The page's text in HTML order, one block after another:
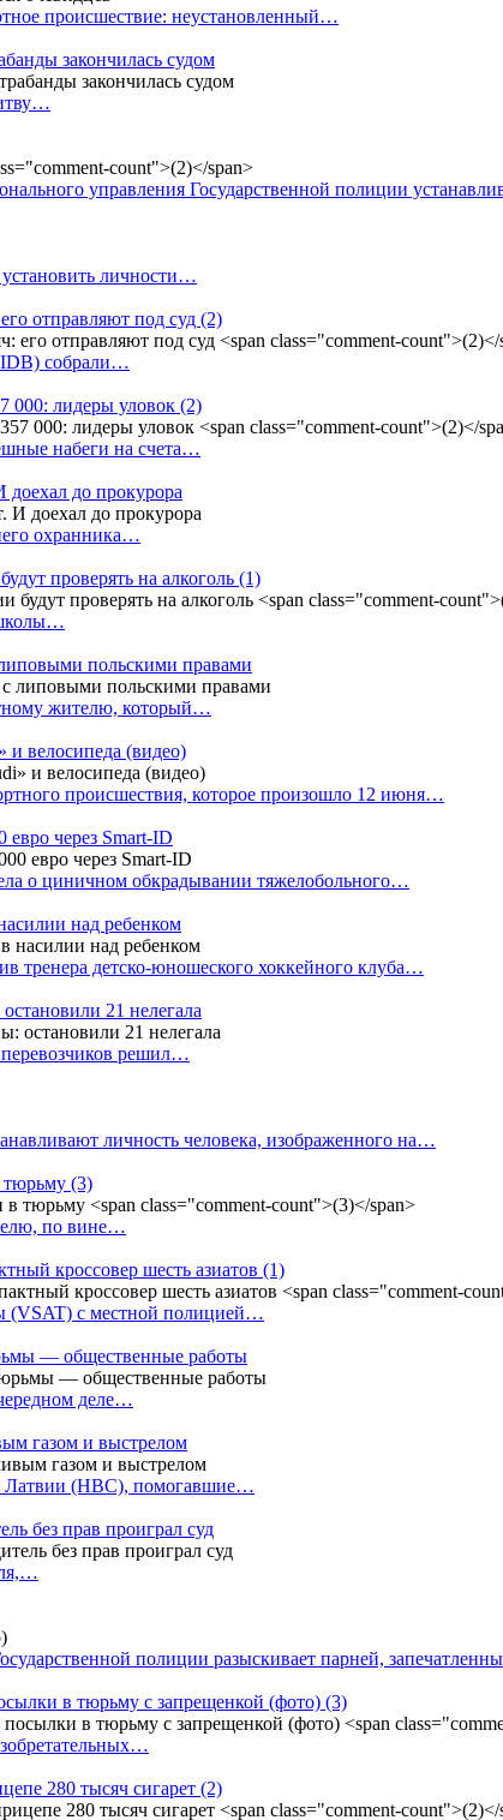
происшествие: неустановленный…
закончилась судом
управления Государственной полиции
личности…
отправляют под суд (2)
IDB) собрали…
000: лидеры уловок (2)
набеги на счета…
доехал до прокурора
охранника…
проверять на алкоголь (1)
польскими правами
жителю, который…
и велосипеда (видео)
происшествия, которое произошло 12 июня…
через Smart-ID
о циничном обкрадывании тяжелобольного…
над ребенком
тренера детско-юношеского хоккейного клуба…
21 нелегала
решил…
личность человека, изображенного на…
тюрьму (3)
по вине…
кроссовер шесть азиатов (1)
(VSAT) с местной полицией…
— общественные работы
деле…
газом и выстрелом
Латвии (НВС), помогавшие…
без прав проиграл суд
полиции разыскивает парней,
в тюрьму с запрещенкой (фото) (3)
280 тысяч сигарет (2)